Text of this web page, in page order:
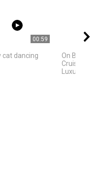
00:59
cat dancing
On Board
Cruises
Luxurious